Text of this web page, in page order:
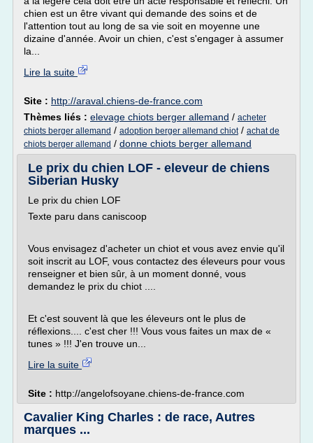
chien est un être vivant qui demande des soins et de
l'attention tout au long de sa vie soit en moyenne une
dizaine d'année. Avoir un chien, c'est s'engager à assumer
la...
Lire la suite
Site : http://araval.chiens-de-france.com
Thèmes liés : elevage chiots berger allemand / acheter
chiots berger allemand / adoption berger allemand chiot/ achat de
chiots berger allemand / donne chiots berger allemand
Le prix du chien LOF - eleveur de chiens
Siberian Husky
Le prix du chien LOF
Texte paru dans caniscoop
Vous envisagez d'acheter un chiot et vous avez envie qu'il
soit inscrit au LOF, vous contactez des éleveurs pour vous
renseigner et bien sûr, à un moment donné, vous
demandez le prix du chiot ....
Et c'est souvent là que les éleveurs ont le plus de
réflexions.... c'est cher !!! Vous vous faites un max de «
tunes » !!! J'en trouve un...
Lire la suite
Site : http://angelofsoyane.chiens-de-france.com
Cavalier King Charles : de race, Autres
marques ...